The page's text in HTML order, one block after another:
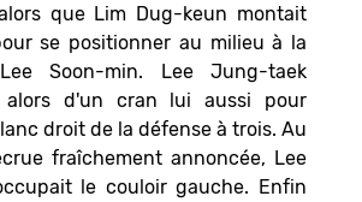
que Lim Dug-keun montait
se positionner au milieu à la
Soon-min. Lee Jung-taek
alors d'un cran lui aussi pour
droit de la défense à trois. Au
fraîchement annoncée, Lee
le couloir gauche. Enfin